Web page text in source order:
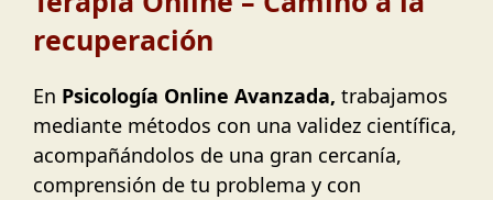
recuperación
En Psicología Online Avanzada, trabajamos
mediante métodos con una validez científica,
acompañándolos de una gran cercanía,
comprensión de tu problema y con